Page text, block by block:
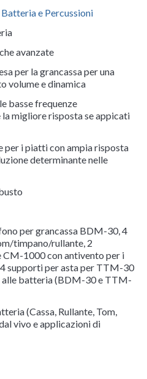
e Percussioni
avanzate
per la grancassa per una
volume e dinamica
basse frequenze
migliore risposta se appicati
per i piatti con ampia risposta
determinante nelle
per grancassa BDM-30, 4
timpano/rullante, 2
1000 con antivento per i
supporti per asta per TTM-30
alle batteria (BDM-30 e TTM-
(Cassa, Rullante, Tom,
vivo e applicazioni di